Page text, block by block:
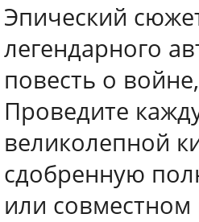
Эпический
легендарного
повесть о
Проведите
великолепной
сдобренную
или